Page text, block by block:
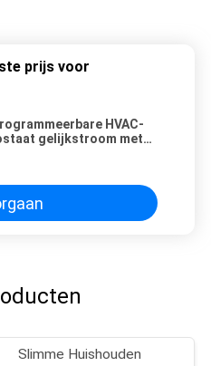
prijs voor
HVAC-
gelijkstroom met
Slimme Huishouden